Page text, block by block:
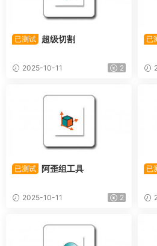
已测试 超级切割
2025-10-11 2
已
已测试 阿歪组工具
2025-10-11 2
已